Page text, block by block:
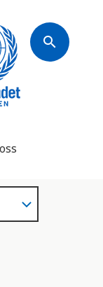
search